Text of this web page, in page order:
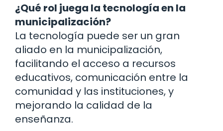
¿Qué rol juega la tecnología en la
municipalización?
La tecnología puede ser un gran
aliado en la municipalización,
facilitando el acceso a recursos
educativos, comunicación entre la
comunidad y las instituciones, y
mejorando la calidad de la
enseñanza.